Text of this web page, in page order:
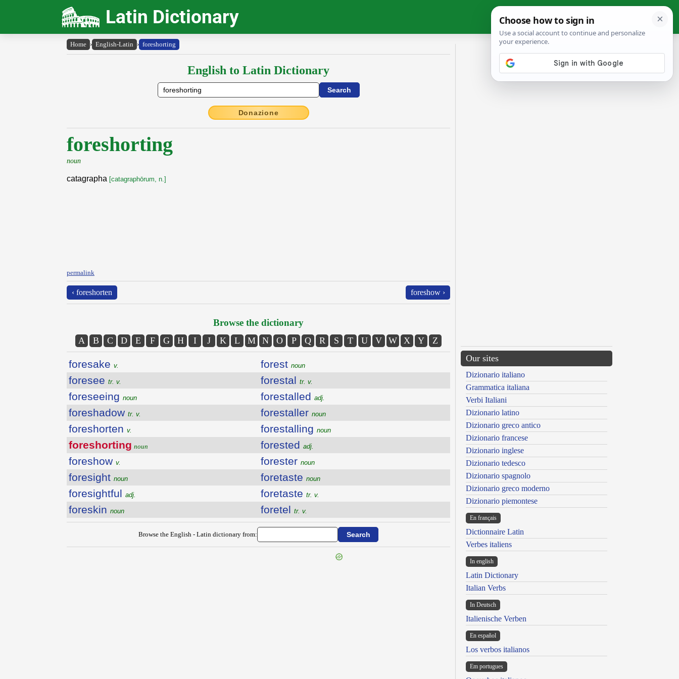
Latin Dictionary
Home › English-Latin › foreshorting
English to Latin Dictionary
Donazione
foreshorting
noun
catagrapha [catagraphōrum, n.]
permalink
‹ foreshorten foreshow ›
Browse the dictionary
A B C D E F G H I J K L M N O P Q R S T U V W X Y Z
foresake v.
foresee tr. v.
foreseeing noun
foreshadow tr. v.
foreshorten v.
foreshorting noun
foreshow v.
foresight noun
foresightful adj.
foreskin noun
forest noun
forestal tr. v.
forestalled adj.
forestaller noun
forestalling noun
forested adj.
forester noun
foretaste noun
foretaste tr. v.
foretel tr. v.
Browse the English - Latin dictionary from:
Our sites
Dizionario italiano
Grammatica italiana
Verbi Italiani
Dizionario latino
Dizionario greco antico
Dizionario francese
Dizionario inglese
Dizionario tedesco
Dizionario spagnolo
Dizionario greco moderno
Dizionario piemontese
En français
Dictionnaire Latin
Verbes italiens
In english
Latin Dictionary
Italian Verbs
In Deutsch
Italienische Verben
En español
Los verbos italianos
Em portugues